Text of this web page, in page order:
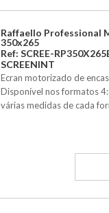
Raffaello Professional
350x265
Ref: SCREE-
SCREENINT
Ecran motorizado de
Disponível nos formatos
várias medidas de cada